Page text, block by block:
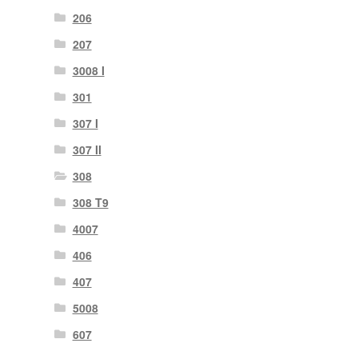
206
207
3008 I
301
307 I
307 II
308
308 T9
4007
406
407
5008
607